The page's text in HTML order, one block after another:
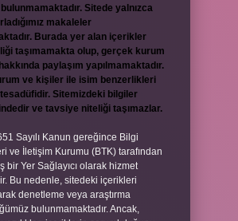
bulunmamaktadır. Sitede yalnızca
makaleler
Burada yer alan içerikler
taşımamakta olup, gerçek kurum
paylaşım yapılmamaktadır.
ve kişiler ile isim benzerlikleri
Sitemizdeki bilgiler
ve tavsiye niteliği taşımazlar.
Sayılı Kanun gereğince Bilgi
ve İletişim Kurumu (BTK) tarafından
bir Yer Sağlayıcı olarak hizmet
Bu nedenle, sitedeki içerikleri
denetleme veya araştırma
bulunmamaktadır. Ancak,